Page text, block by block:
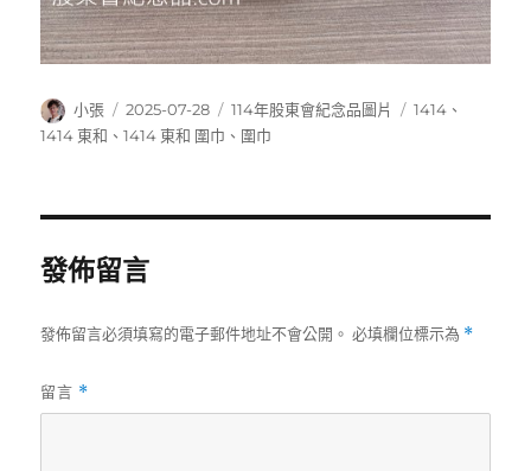
作
者
小張
發
佈
2025-07-28
分
類
114年股東會紀念品圖片
標
1414 、
1414 東和 、1414 東和 圍巾 、 圍巾
發佈留言
發佈留言必須填寫的電子郵件地址不會公開。 必填欄位標示為 *
留言 *